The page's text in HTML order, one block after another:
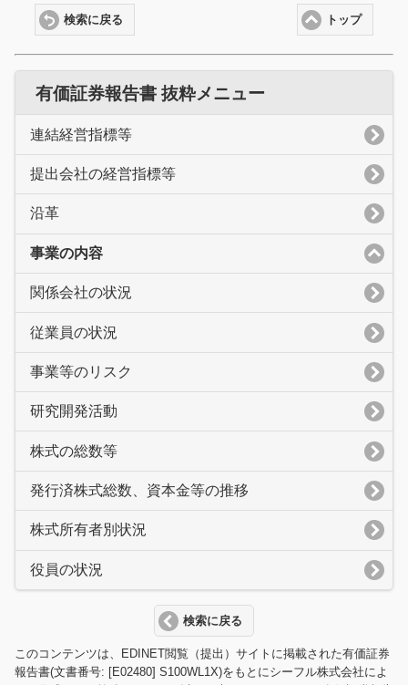
トップ
検索に戻る
有価証券報告書 抜粋メニュー
連結経営指標等
提出会社の経営指標等
沿革
事業の内容
関係会社の状況
従業員の状況
事業等のリスク
研究開発活動
株式の総数等
発行済株式総数、資本金等の推移
株式所有者別状況
役員の状況
検索に戻る
このコンテンツは、EDINET閲覧（提出）サイトに掲載された有価証券
報告書(文書番号: [E02480] S100WL1X)をもとにシーフル株式会社によ